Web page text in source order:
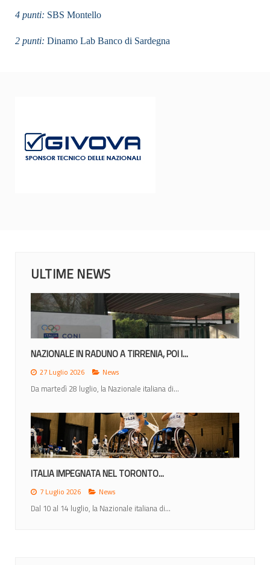
4 punti: SBS Montello
2 punti: Dinamo Lab Banco di Sardegna
ULTIME NEWS
MONDIALI 2026: IL CALENDARIO DEGLI...
23 Giugno 2026 News
Lunedì 22 giugno la IWBF (International Weechair...
MONDIALI 2026: ITALIA NEL GRUPPO A CON...
12 Giugno 2026 News
Nel sorteggio di Ottawa gli azzurri inseriti nel gruppo di...